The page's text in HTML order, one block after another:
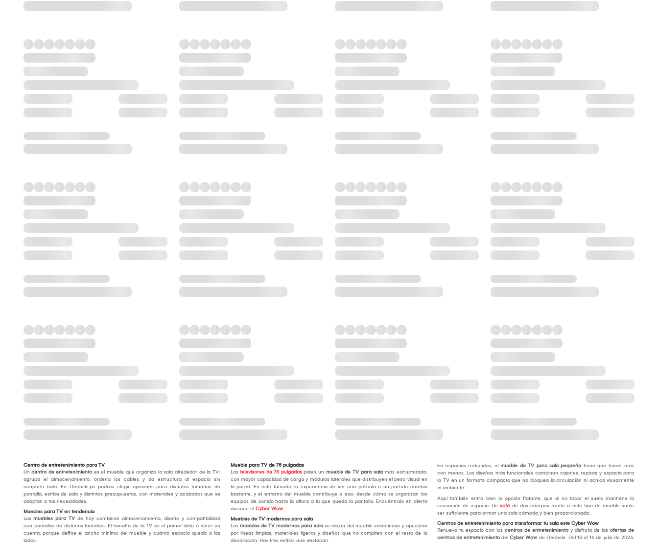
Centro de entretenimiento para TV
Un centro de entretenimiento es el mueble que organiza la sala alrededor de la TV:
agrupa el almacenamiento, ordena los cables y da estructura al espacio sin
ocuparlo todo. En Oechsle.pe podrás elegir opciones para distintos tamaños de
pantalla, estilos de sala y distintos presupuestos, con materiales y acabados que se
adaptan a tus necesidades.
Muebles para TV en tendencia
Los muebles para TV de hoy combinan almacenamiento, diseño y compatibilidad
con pantallas de distintos tamaños. El tamaño de la TV es el primer dato a tener en
cuenta, porque define el ancho mínimo del mueble y cuánto espacio queda a los
lados.
Mueble para TV de 75 pulgadas
Lostelevisores de 75 pulgadaspiden un mueble de TV para salamás estructurado,
con mayor capacidad de carga y módulos laterales que distribuyen el peso visual en
la pared. En este tamaño, la experiencia de ver una película o un partido cambia
bastante, y el entorno del mueble contribuye a eso: desde cómo se organizan los
equipos de sonido hasta la altura a la que queda la pantalla. Encuéntralo en oferta
durante el Cyber Wow.
Muebles de TV modernos para sala
Los muebles de TV modernos para salase alejan del mueble voluminoso y apuestan
por líneas limpias, materiales ligeros y diseños que no compiten con el resto de la
decoración. Hay tres estilos que destacan.
En espacios reducidos, elmueble de TV para sala pequeña tiene que hacer más
con menos. Los diseños más funcionales combinan cajones, repisas y espacio para
la TV en un formato compacto que no bloquea la circulación ni achica visualmente
el ambiente.
Aquí también entra bien la opción flotante, que al no tocar el suelo mantiene la
sensación de espacio. Unsofá de dos cuerpos frente a este tipo de mueble suele
ser suficiente para armar una sala cómoda y bien proporcionada.
Centros de entretenimiento para transformar tu sala este Cyber Wow
Renueva tu espacio con loscentros de entretenimiento y disfruta de lasofertas de
centros de entretenimiento delCyber Wow de Oechsle. Del 13 al 16 de julio de 2026,